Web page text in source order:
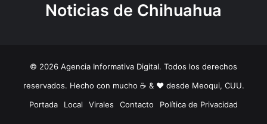
Noticias de Chihuahua
© 2026 Agencia Informativa Digital. Todos los derechos
reservados. Hecho con mucho ☕️ & ❤️ desde Meoqui, CUU.
Portada
Local Virales Contacto Política de Privacidad